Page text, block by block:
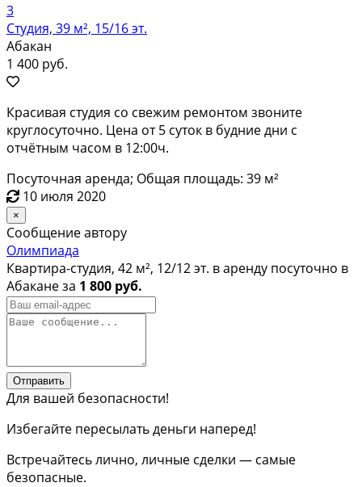
3
Студия, 39 м², 15/16 эт.
Абакан
1 400 руб.
Красивая студия со свежим ремонтом звоните
круглосуточно. Цена от 5 суток в будние дни с
отчётным часом в 12:00ч.
Посуточная аренда; Общая площадь: 39 м²
10 июля 2020
×
Сообщение автору
Олимпиада
Квартира-студия, 42 м², 12/12 эт. в аренду посуточно в
Абакане за 1 800 руб.
Отправить
Для вашей безопасности!
Избегайте пересылать деньги наперед!
Встречайтесь лично, личные сделки — самые
безопасные.